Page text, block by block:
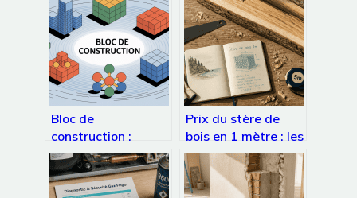
Bloc de
construction :
usages, enjeux et
choix pour vos
projets
Prix du stère de
bois en 1 mètre : les
4 facteurs qui font
varier votre facture